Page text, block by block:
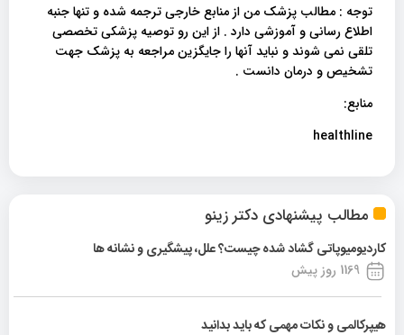
مطالب پیشنهادی دکتر زینو
کاردیومیوپاتی گشاد شده چیست؟ علل، پیشگیری و نشانه ها
1169 روز پیش
هیپرکالمی و نکات مهمی که باید بدانید
توجه : مطالب پزشک من از منابع خارجی ترجمه شده و تنها جنبه
اطلاع رسانی و آموزشی دارد . از این رو توصیه پزشکی تخصصی
تلقی نمی شوند و نباید آنها را جایگزین مراجعه به پزشک جهت
تشخیص و درمان دانست .
منابع:
healthline